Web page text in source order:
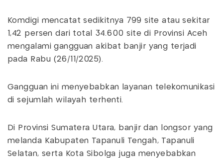
Komdigi mencatat sedikitnya 799 site atau sekitar
1,42 persen dari total 34.600 site di Provinsi Aceh
mengalami gangguan akibat banjir yang terjadi
pada Rabu (26/11/2025).
Gangguan ini menyebabkan layanan telekomunikasi
di sejumlah wilayah terhenti.
Di Provinsi Sumatera Utara, banjir dan longsor yang
melanda Kabupaten Tapanuli Tengah, Tapanuli
Selatan, serta Kota Sibolga juga menyebabkan